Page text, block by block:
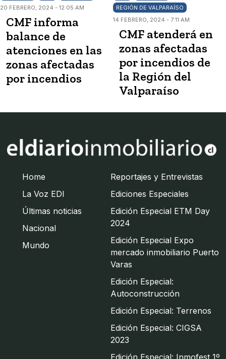
20 FEBRERO, 2024 - 12:05 AM
CMF informa
balance de
atenciones en las
zonas afectadas
por incendios
REGIÓN DE VALPARAÍSO
14 FEBRERO, 2024 - 7:11 AM
CMF atenderá en
zonas afectadas
por incendios de
la Región del
Valparaíso
Home
La Voz EDI
Últimas noticias
Nacional
Mundo
Reportajes y Entrevistas
Ediciones Especiales
Edición Especial ETM Day
2024
Edición Especial Expo
mercado inmobiliario Puerto
Varas
Edición Especial:
Autoconstrucción
Edición Especial: Terrenos
Edición Especial: CIGSA
2023
Edición Especial: Inmofest 1º